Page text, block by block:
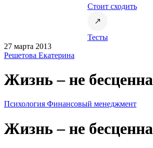
Стоит сходить
Тесты
27 марта 2013
Решетова Екатерина
Жизнь – не бесценна
Психология Финансовый менеджмент
Жизнь – не бесценна